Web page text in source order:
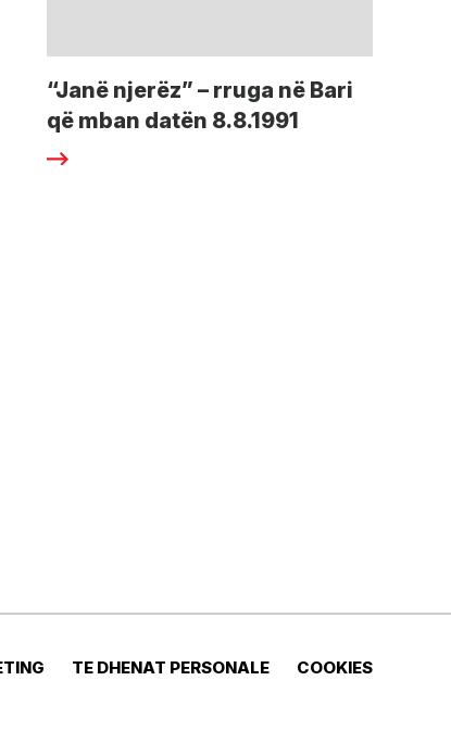
“Janë njerëz” – rruga në Bari
që mban datën 8.8.1991
TE DHENAT PERSONALE COOKIES